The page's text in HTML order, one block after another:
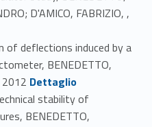
D'AMICO, FABRIZIO, ,
of deflections induced by a
BENEDETTO,
2012 Link identifier #identifier_person_96437-36
Dettaglio
stability of
BENEDETTO,